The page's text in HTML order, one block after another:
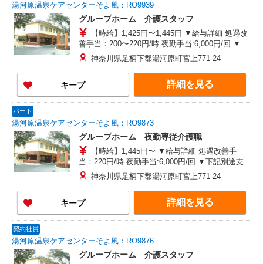
湯河原温泉ケアセンターそよ風：RO9939
グループホーム 介護スタッフ
【時給】1,425円〜1,445円 ▼給与詳細 処遇改
善手当：200〜220円/時 夜勤手当:6,000円/回 ▼下
記別途支給 通勤手当 年末年始手当：380円/時 寸
志あり：年2回（6月・12月） ※業績による ※処
遇改善手当は試用期間中(3ヶ月)は支給なし
神奈川県足柄下郡湯河原町宮上771-24
キープ 詳細を見る
パート
湯河原温泉ケアセンターそよ風：RO9873
グループホーム 夜勤専従介護職
【時給】1,445円〜 ▼給与詳細 処遇改善手
当：220円/時 夜勤手当:6,000円/回 ▼下記別途支給
通勤手当 年末年始手当：380円/時 寸志あり：年2
回（6月・12月） ※業績による ※処遇改善手当は
試用期間中(3ヶ月)は支給なし
神奈川県足柄下郡湯河原町宮上771-24
キープ 詳細を見る
契約社員
湯河原温泉ケアセンターそよ風：RO9876
グループホーム 介護スタッフ